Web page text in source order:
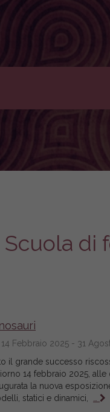
Scuola di
14 Febbraio 2025 - 31
il grande successo
14 febbraio 2025,
la nuova
statici e dinamici,